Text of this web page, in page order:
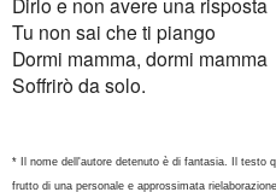
Tu non sai che ti piango
Dormi mamma, dormi mamma
Soffrirò da solo.
* Il nome dell'autore detenuto è di fantasia. Il testo
frutto di una personale e approssimata